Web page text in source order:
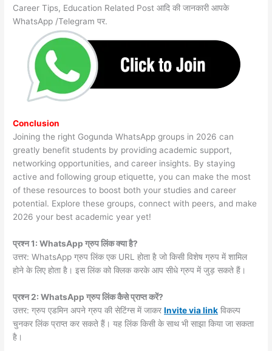
Career Tips, Education Related Post आदि की जानकारी आपके
WhatsApp /Telegram पर.
Conclusion
Joining the right Gogunda WhatsApp groups in 2026 can
greatly benefit students by providing academic support,
networking opportunities, and career insights. By staying
active and following group etiquette, you can make the most
of these resources to boost both your studies and career
potential. Explore these groups, connect with peers, and make
2026 your best academic year yet!
प्रश्न 1: WhatsApp ग्रुप लिंक क्या है?
उत्तर: WhatsApp ग्रुप लिंक एक URL होता है जो किसी विशेष ग्रुप में शामिल
होने के लिए होता है। इस लिंक को क्लिक करके आप सीधे ग्रुप में जुड़ सकते हैं।
प्रश्न 2: WhatsApp ग्रुप लिंक कैसे प्राप्त करें?
उत्तर: ग्रुप एडमिन अपने ग्रुप की सेटिंग्स में जाकरInvite via link विकल्प
चुनकर लिंक प्राप्त कर सकते हैं। यह लिंक किसी के साथ भी साझा किया जा सकता
है।